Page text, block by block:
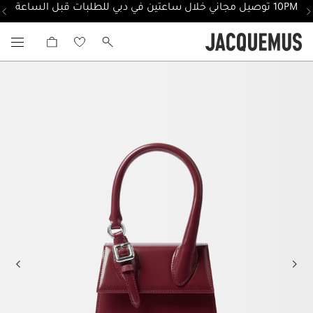
10PM توصيل مجاني خلال ساعتين في دبي للطلبات قبل الساعة